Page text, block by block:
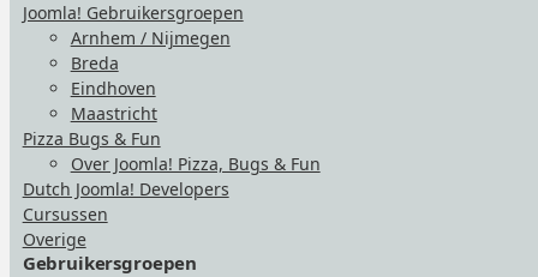
Joomla! Gebruikersgroepen
Arnhem / Nijmegen
Breda
Eindhoven
Maastricht
Pizza Bugs & Fun
Over Joomla! Pizza, Bugs & Fun
Dutch Joomla! Developers
Cursussen
Overige
Gebruikersgroepen